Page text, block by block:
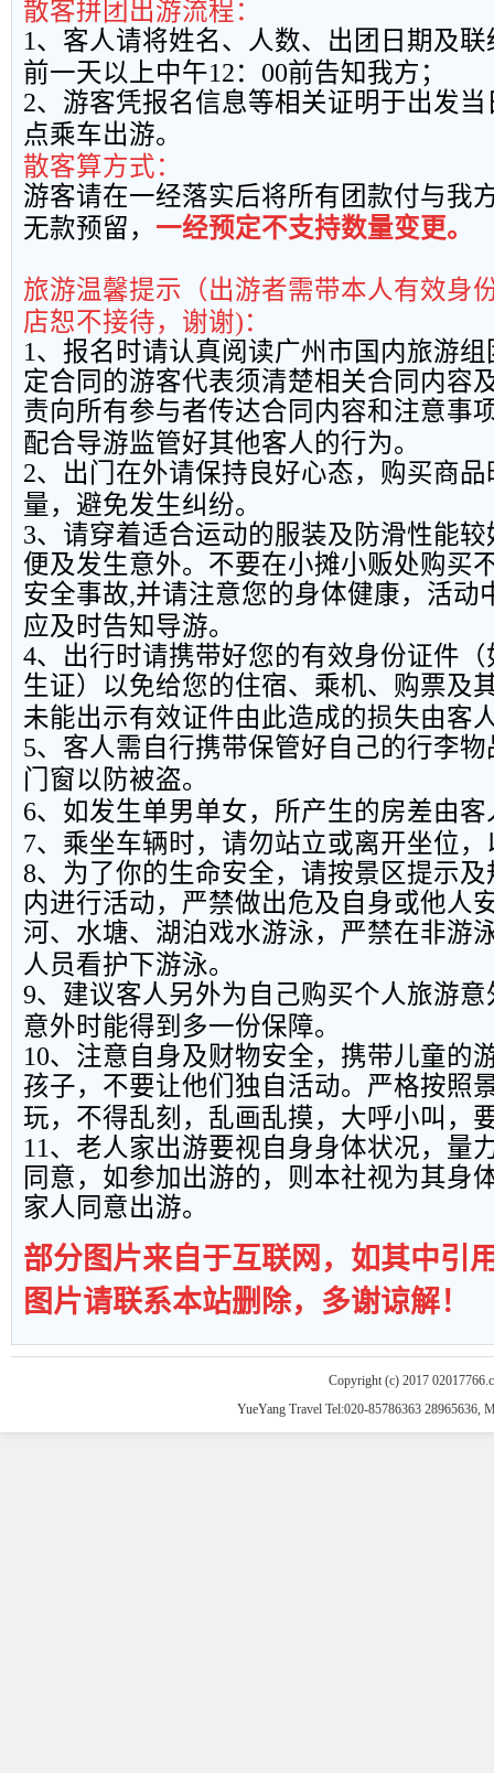
散客拼团出游流程：
1、客人请将姓名、人数、出团日期及
前一天以上中午12： 00前告知我方；
2、游客凭报名信息等相关证明于出发
点乘车出游。
散客算方式：
游客请在一经落实后将所有团款付与我
无款预留， 一经预定不支持数量变更。
旅游温馨提示（出游者需带本人有效身
店恕不接待，谢谢)：
1、报名时请认真阅读广州市国内旅游
定合同的游客代表须清楚相关合同内容
责向所有参与者传达合同内容和注意事
配合导游监管好其他客人的行为。
2、出门在外请保持良好心态，购买商
量，避免发生纠纷。
3、请穿着适合运动的服装及防滑性能
便及发生意外。不要在小摊小贩处购买
安全事故,并请注意您的身体健康，活动
应及时告知导游。
4、出行时请携带好您的有效身份证件
生证）以免给您的住宿、乘机、购票及
未能出示有效证件由此造成的损失由客
5、客人需自行携带保管好自己的行李
门窗以防被盗。
6、如发生单男单女，所产生的房差由客
7、乘坐车辆时，请勿站立或离开坐位
8、为了你的生命安全，请按景区提示
内进行活动，严禁做出危及自身或他人
河、水塘、湖泊戏水游泳，严禁在非游
人员看护下游泳。
9、建议客人另外为自己购买个人旅游
意外时能得到多一份保障。
10、注意自身及财物安全，携带儿童的
孩子，不要让他们独自活动。严格按照
玩，不得乱刻，乱画乱摸，大呼小叫，
11、老人家出游要视自身身体状况，量
同意，如参加出游的，则本社视为其身
家人同意出游。
部分图片来自于互联网，如其中引
图片请联系本站删除，多谢谅解！
Copyright (c) 2017
YueYang Travel Tel:020-85786363 28965636,